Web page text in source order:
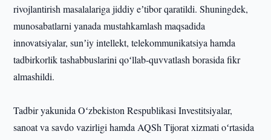
rivojlantirish masalalariga jiddiy eʼtibor qaratildi. Shuningdek,
munosabatlarni yanada mustahkamlash maqsadida
innovatsiyalar, sunʼiy intellekt, telekommunikatsiya hamda
tadbirkorlik tashabbuslarini qoʻllab-quvvatlash borasida fikr
almashildi.
Tadbir yakunida Oʻzbekiston Respublikasi Investitsiyalar,
sanoat va savdo vazirligi hamda AQSh Tijorat xizmati oʻrtasida